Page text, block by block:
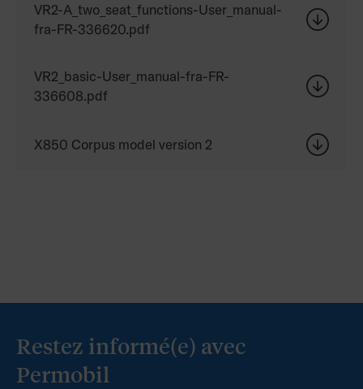
VR2-A_two_seat_functions-User_manual-
fra-FR-336620.pdf
VR2_basic-User_manual-fra-FR-
336608.pdf
X850 Corpus model version 2
Restez informé(e) avec
Permobil